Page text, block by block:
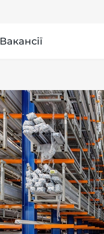
Вакансії